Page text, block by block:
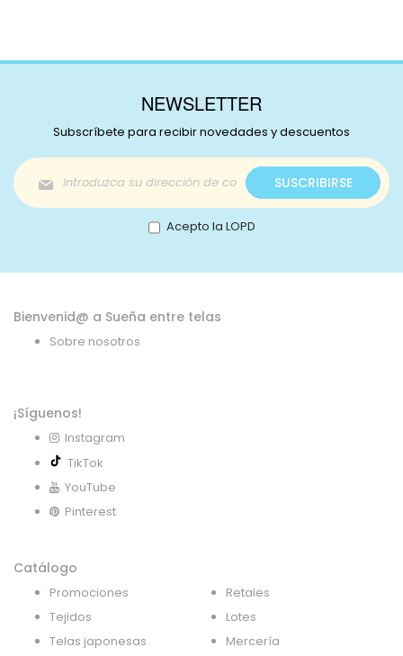
NEWSLETTER
Subscríbete para recibir novedades y descuentos
Inscríbase
a
nuestro
boletín
de
SUSCRIBIRSE
Acepto la LOPD
Bienvenid@ a Sueña entre telas
Sobre nosotros
¡Síguenos!
Instagram
TikTok
YouTube
Pinterest
Catálogo
Promociones
Tejidos
Telas japonesas
Retales
Lotes
Mercería